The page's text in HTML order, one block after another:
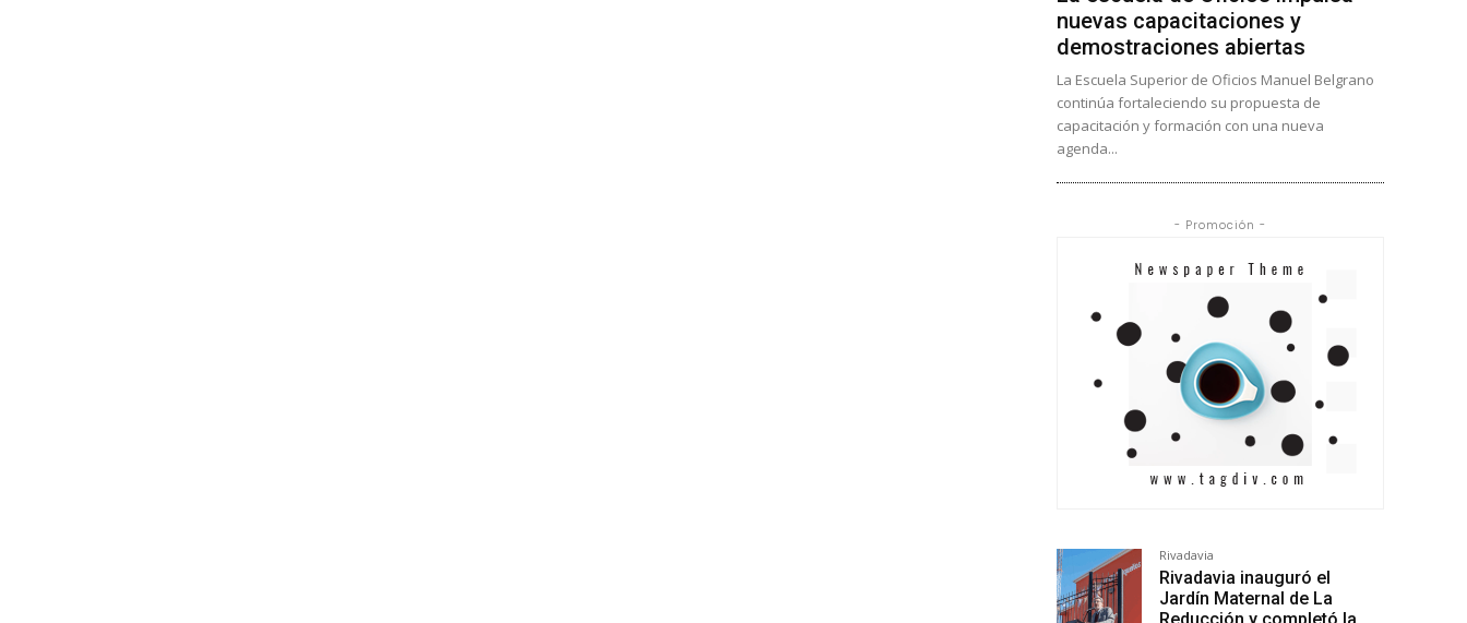
nuevas capacitaciones y
demostraciones abiertas
La Escuela Superior de Oficios Manuel Belgrano
continúa fortaleciendo su propuesta de
capacitación y formación con una nueva
agenda...
- Promoción -
Rivadavia
Rivadavia inauguró el
Jardín Maternal de La